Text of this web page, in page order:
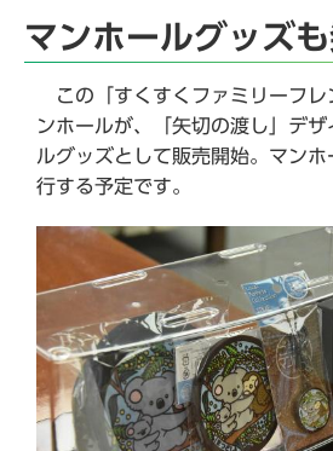
マンホールグッズも
この「すくすくファミリーフレ
ンホールが、「矢切の渡し」デ
ルグッズとして販売開始。マン
行する予定です。